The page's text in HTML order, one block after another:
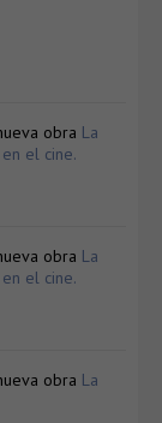
obra La
el cine.
obra La
el cine.
obra La